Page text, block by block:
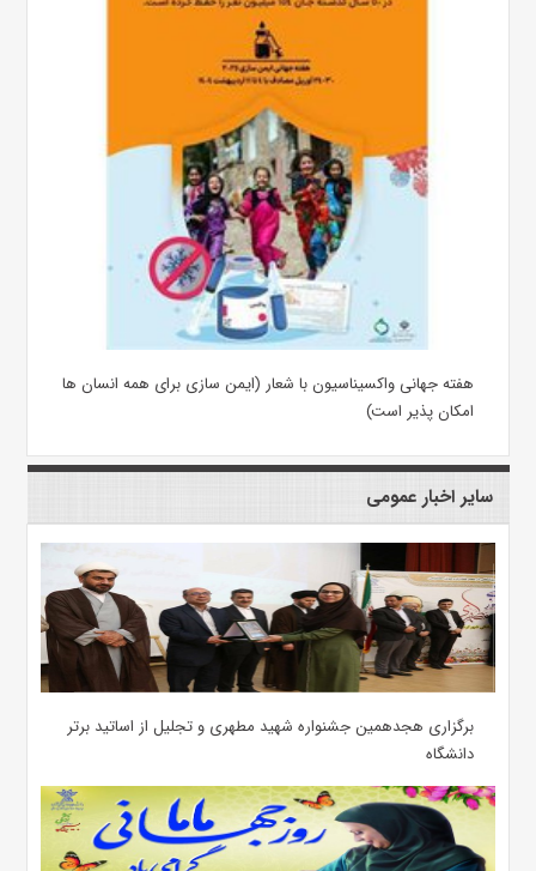
هفته جهانی واکسیناسیون با شعار (ایمن سازی برای همه انسان ها
امکان پذیر است)
سایر اخبار عمومی
برگزاری هجدهمین جشنواره شهید مطهری و تجلیل از اساتید برتر
دانشگاه